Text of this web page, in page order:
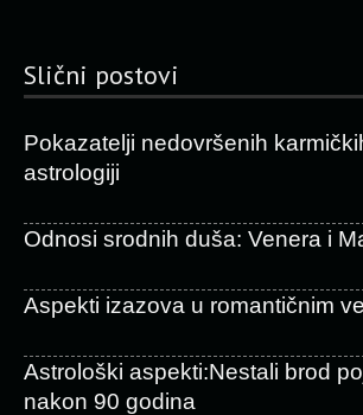
Slični postovi
Pokazatelji nedovršenih
astrologiji
Odnosi srodnih duša: Venera i
Aspekti izazova u romantičnim
Astrološki aspekti:Nestali brod
nakon 90 godina